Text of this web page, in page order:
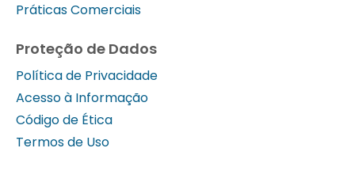
Práticas Comerciais
Proteção de Dados
Política de Privacidade
Acesso à Informação
Código de Ética
Termos de Uso